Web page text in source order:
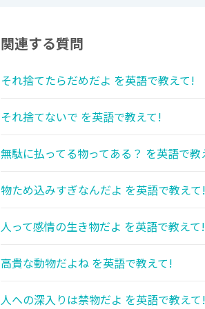
関連する質問
それ捨てたらだめだよ を英語で教えて!
それ捨てないで を英語で教えて!
無駄に払ってる物ってある？ を英語で教
物ため込みすぎなんだよ を英語で教えて!
人って感情の生き物だよ を英語で教えて!
高貴な動物だよね を英語で教えて!
人への深入りは禁物だよ を英語で教えて!